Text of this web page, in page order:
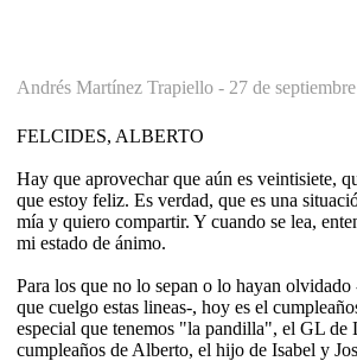
Andrés Martínez Trapiello - 27 de
FELCIDES, ALBERTO
Hay que aprovechar que aún es veintisiete,
que estoy feliz. Es verdad, que es una
mía y quiero compartir. Y cuando se lea,
mi estado de ánimo.
Para los que no lo sepan o lo hayan
que cuelgo estas lineas-, hoy es el
especial que tenemos "la pandilla", el GL de
cumpleaños de Alberto, el hijo de Isabel y